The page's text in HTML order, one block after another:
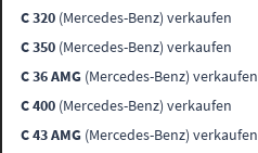
C 320 (Mercedes-Benz) verkaufen
C 350 (Mercedes-Benz) verkaufen
C 36 AMG (Mercedes-Benz) verkaufen
C 400 (Mercedes-Benz) verkaufen
C 43 AMG (Mercedes-Benz) verkaufen